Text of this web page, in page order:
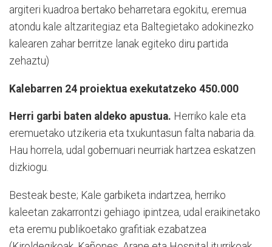
argiteri kuadroa bertako beharretara egokitu, eremua
atondu kale altzaritegiaz eta Baltegietako adokinezko
kalearen zahar berritze lanak egiteko diru partida
zehaztu)
Kalebarren 24 proiektua exekutatzeko 450.000
Herri garbi baten aldeko apustua. Herriko kale eta
eremuetako utzikeria eta txukuntasun falta nabaria da.
Hau horrela, udal gobernuari neurriak hartzea eskatzen
dizkiogu.
Besteak beste; Kale garbiketa indartzea, herriko
kaleetan zakarrontzi gehiago ipintzea, udal eraikinetako
eta eremu publikoetako grafitiak ezabatzea